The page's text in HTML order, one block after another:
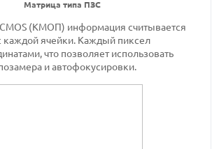
Матрица типа ПЗС
CMOS (КМОП) информация считывается
каждой ячейки. Каждый пиксел
что позволяет использовать
и автофокусировки.